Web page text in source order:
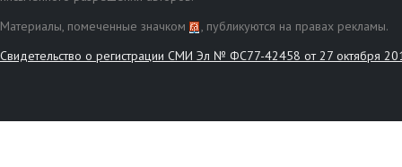
Материалы, помеченные значком
, публикуются на правах рекламы.
Свидетельство о регистрации СМИ Эл № ФС77-42458 от 27 октября